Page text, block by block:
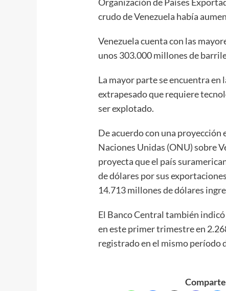
crudo de Venezuela había
Venezuela cuenta con las
unos 303.000 millones de
La mayor parte se encuentra en
extrapesado que requiere
ser explotado.
De acuerdo con una proyección
Naciones Unidas (ONU) sobre
proyecta que el país
de dólares por sus
14.713 millones de dólares
El Banco Central también
en este primer trimestre en
registrado en el mismo período